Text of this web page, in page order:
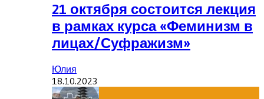
21 октября состоится лекция
в рамках курса «Феминизм в
лицах/Суфражизм»
Юлия
18.10.2023